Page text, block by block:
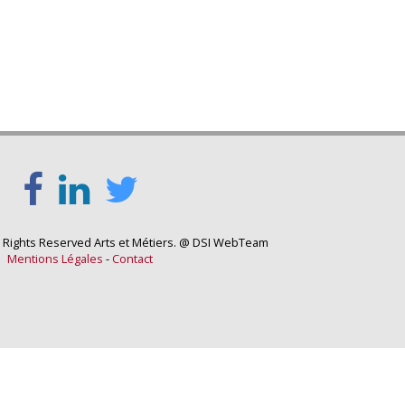
Reserved Arts et Métiers. @ DSI WebTeam
Mentions Légales -Contact